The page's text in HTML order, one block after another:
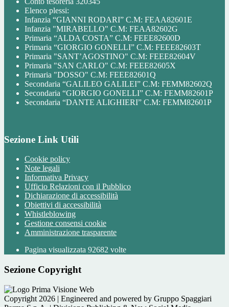
Elenco plessi:
Infanzia “GIANNI RODARI” C.M: FEAA82601E
Infanzia "MIRABELLO" C.M: FEAA82602G
Primaria “ALDA COSTA” C.M: FEEE82600D
Primaria “GIORGIO GONELLI” C.M: FEEE82603T
Primaria "SANT’AGOSTINO" C.M: FEEE82604V
Primaria "SAN CARLO" C.M: FEEE82605X
Primaria "DOSSO" C.M: FEEE82601Q
Secondaria “GALILEO GALILEI” C.M: FEMM82602Q
Secondaria “GIORGIO GONELLI” C.M: FEMM82601P
Secondaria “DANTE ALIGHIERI” C.M: FEMM82601P
Sezione Link Utili
Cookie policy
Note legali
Informativa Privacy
Ufficio Relazioni con il Pubblico
Dichiarazione di accessibilità
Obiettivi di accessibilità
Whistleblowing
Gestione consensi cookie
Amministrazione trasparente
Pagina visualizzata 92682 volte
Sezione Copyright
Copyright 2026 | Engineered and powered by Gruppo Spaggiari